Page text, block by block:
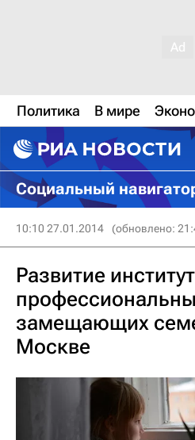
Политика В мире
Социальный
10:10 27.01.2014 (обновлено:
Развитие
замещающих
Москве